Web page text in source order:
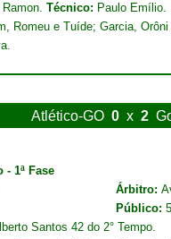
Técnico: Paulo Emílio.
Romeu e Tuíde; Garcia,
Atlético-GO 0 x 2
- 1ª Fase
Árbitro:
Público:
Santos 42 do 2° Tempo.